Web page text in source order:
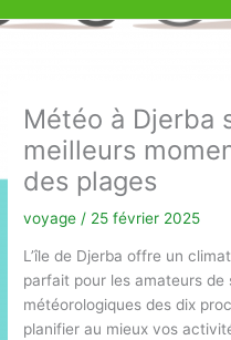
Météo à Djerba
meilleurs
des plages
voyage / 25 février 2025
L’île de Djerba offre un
parfait pour les amateurs de
météorologiques des dix
planifier au mieux vos